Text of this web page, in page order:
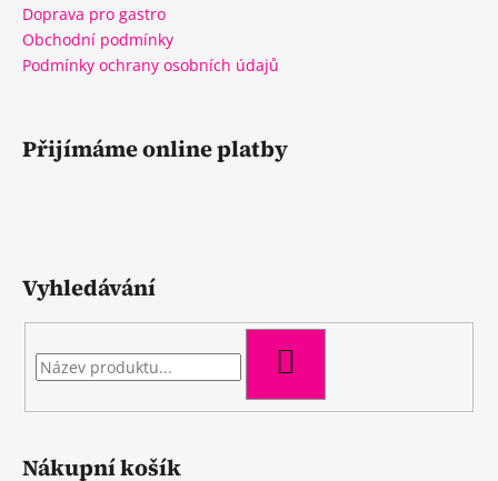
Doprava pro gastro
Obchodní podmínky
Podmínky ochrany osobních údajů
Přijímáme online platby
Vyhledávání
Nákupní košík